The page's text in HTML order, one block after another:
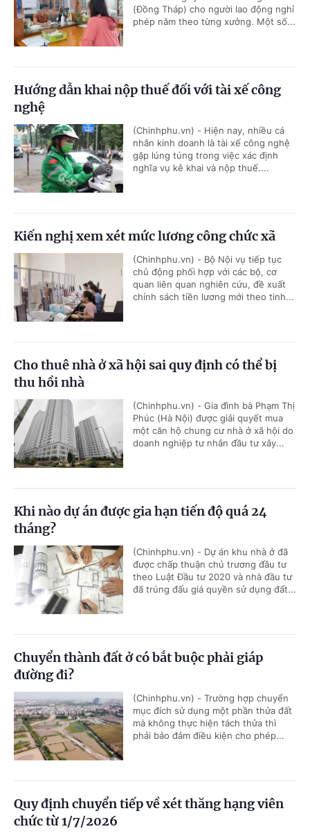
(Đồng Tháp) cho người lao động nghỉ
phép năm theo từng xưởng. Một số...
Hướng dẫn khai nộp thuế đối với tài xế công
nghệ
(Chinhphu.vn) - Hiện nay, nhiều cá
nhân kinh doanh là tài xế công nghệ
gặp lúng túng trong việc xác định
nghĩa vụ kê khai và nộp thuế....
Kiến nghị xem xét mức lương công chức xã
(Chinhphu.vn) - Bộ Nội vụ tiếp tục
chủ động phối hợp với các bộ, cơ
quan liên quan nghiên cứu, đề xuất
chính sách tiền lương mới theo tinh...
Cho thuê nhà ở xã hội sai quy định có thể bị
thu hồi nhà
(Chinhphu.vn) - Gia đình bà Phạm Thị
Phúc (Hà Nội) được giải quyết mua
một căn hộ chung cư nhà ở xã hội do
doanh nghiệp tư nhân đầu tư xây...
Khi nào dự án được gia hạn tiến độ quá 24
tháng?
(Chinhphu.vn) - Dự án khu nhà ở đã
được chấp thuận chủ trương đầu tư
theo Luật Đầu tư 2020 và nhà đầu tư
đã trúng đấu giá quyền sử dụng đất...
Chuyển thành đất ở có bắt buộc phải giáp
đường đi?
(Chinhphu.vn) - Trường hợp chuyển
mục đích sử dụng một phần thửa đất
mà không thực hiện tách thửa thì
phải bảo đảm điều kiện cho phép...
Quy định chuyển tiếp về xét thăng hạng viên
chức từ 1/7/2026